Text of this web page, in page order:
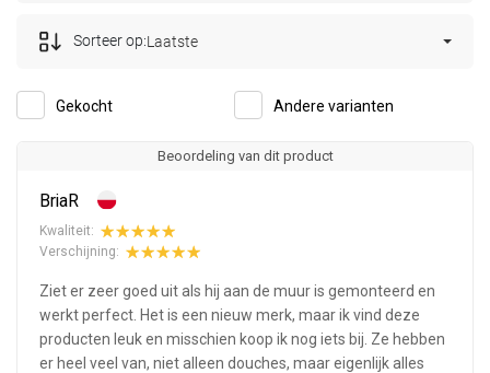
Gekocht Andere varianten
Sorteer op:Laatste
Beoordeling van dit product
BriaR
Kwaliteit:
Verschijning:
Ziet er zeer goed uit als hij aan de muur is gemonteerd en
werkt perfect. Het is een nieuw merk, maar ik vind deze
producten leuk en misschien koop ik nog iets bij. Ze hebben
er heel veel van, niet alleen douches, maar eigenlijk alles